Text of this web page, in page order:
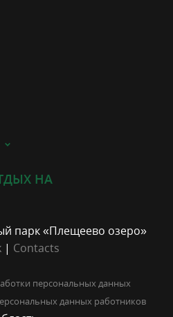
НА
парк «Плещеево озеро»
| Contacts
персональных данных
данных работников